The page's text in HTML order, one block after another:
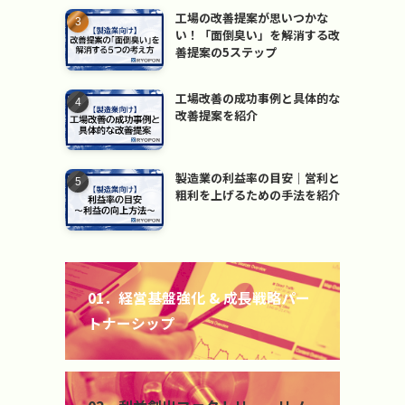
工場の改善提案が思いつかな
い！「面倒臭い」を解消する改
善提案の5ステップ
工場改善の成功事例と具体的な
改善提案を紹介
製造業の利益率の目安｜営利と
粗利を上げるための手法を紹介
01．経営基盤強化 & 成長戦略パー
トナーシップ
カ
バ
ー
リ
ク
カ
バ